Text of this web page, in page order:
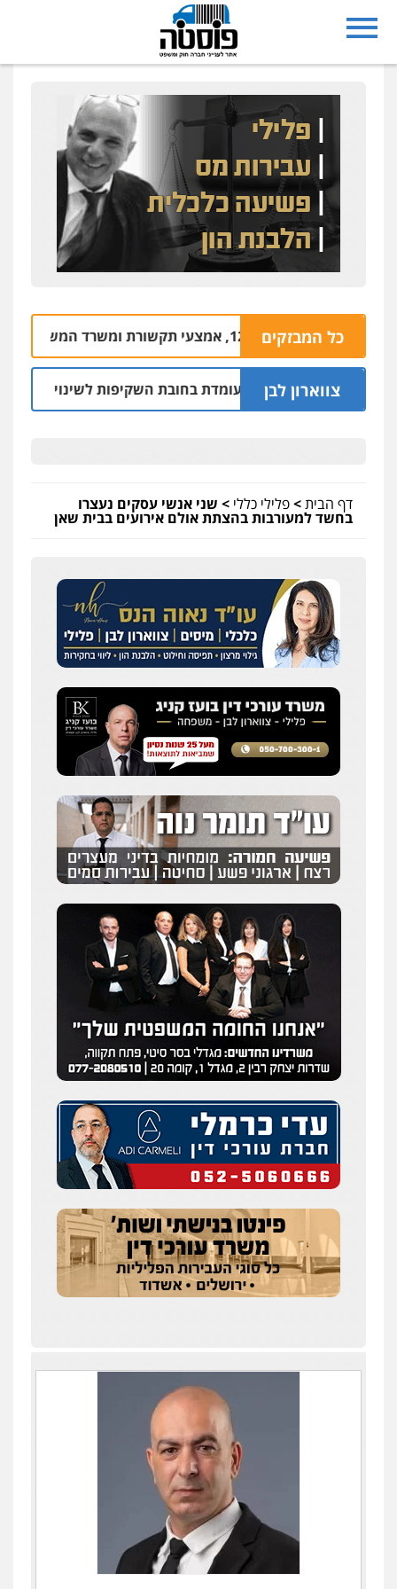
כל המבזקים
תקשורת ומשרד המשפטים
צווארון לבן
המשטרה אינה עומדת בחובת השקיפות לשינוי סף האכיפה
דף הבית>פלילי כללי > שני אנשי עסקים נעצרו
בחשד למעורבות בהצתת אולם אירועים בבית שאן
עו"ד אורנת קמרון